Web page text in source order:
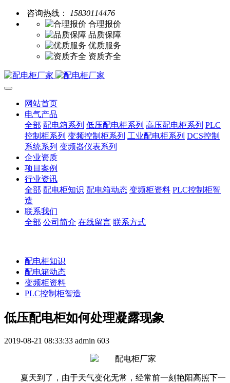
咨询热线：
15830114476
合理报价
品质保障
优质服务
资质齐全
网站首页
电气产品
全部 配电箱系列 低压配电柜系列 高压配电柜系列 PLC
控制柜系列 变频控制柜系列 工业配电柜系列 DCS控制
系统系列 变频器仪表系列
企业资质
项目案例
行业资讯
全部 配电柜知识 配电箱动态 变频柜资料 PLC控制柜智
造
联系我们
全部 公司简介 在线留言 联系方式
配电柜知识
配电箱动态
变频柜资料
PLC控制柜智造
低压配电柜如何处理凝露现象
2019-08-21 08:33:33 admin 603
夏天到了，由于天气变化无常，经常前一刻艳阳高照下一